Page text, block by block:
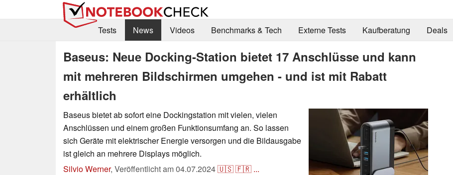
Tests
News Videos Benchmarks & Tech Externe Tests Kaufberatung Deals
Baseus: Neue Docking-Station bietet 17 Anschlüsse und kann
mit mehreren Bildschirmen umgehen - und ist mit Rabatt
erhältlich
Baseus bietet ab sofort eine Dockingstation mit vielen, vielen
Anschlüssen und einem großen Funktionsumfang an. So lassen
sich Geräte mit elektrischer Energie versorgen und die Bildausgabe
ist gleich an mehrere Displays möglich.
Silvio Werner, Veröffentlicht am04.07.2024🇺🇸🇫🇷 ...